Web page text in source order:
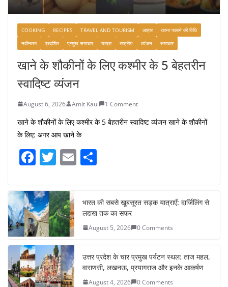
COOKING RECIPES TRAVEL AND TOURISM आहार
खाना पकाने की विधि
नवीनतम
प्रदर्शित प्रमुख समाचार यात्रा राष्ट्रीय व्यंजन समाचार
खाने के शौकीनों के लिए कश्मीर के 5 बेहतरीन
स्वादिष्ट व्यंजन
August 6, 2026 Amit Kaul 1 Comment
खाने के शौकीनों के लिए कश्मीर के 5 बेहतरीन स्वादिष्ट व्यंजन खाने के शौकीनों
के लिए: अगर आप खाने के
F
c
e
b
o
o
k
T
itt
er
E
e
भारत की सबसे खूबसूरत सड़क यात्राएँ: दार्जिलिंग से
लद्दाख तक का सफर
August 5, 2026 0 Comments
उत्तर प्रदेश के चार प्रमुख पर्यटन स्थल: ताज महल,
वाराणसी, लखनऊ, प्रयागराज और इनके आकर्षण
August 4, 2026 0 Comments